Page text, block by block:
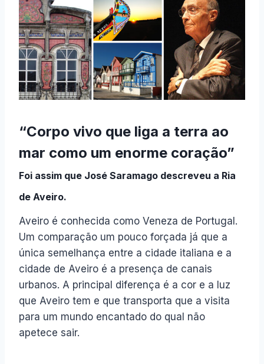
“Corpo vivo que liga a terra ao
mar como um enorme coração”
Foi assim que José Saramago descreveu a Ria
de Aveiro.
Aveiro é conhecida como Veneza de Portugal.
Um comparação um pouco forçada já que a
única semelhança entre a cidade italiana e a
cidade de Aveiro é a presença de canais
urbanos. A principal diferença é a cor e a luz
que Aveiro tem e que transporta que a visita
para um mundo encantado do qual não
apetece sair.